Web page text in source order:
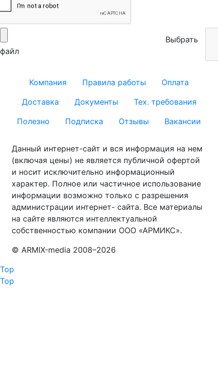
Выбрать
файл
Компания Правила работы
Оплата
Доставка
Документы
Тех. требования
Полезно
Подписка Отзывы Вакансии
Данный интернет-сайт и вся информация на нем
(включая цены) не является публичной офертой
и носит исключительно информационный
характер. Полное или частичное использование
информации возможно только с разрешения
администрации интернет- сайта. Все материалы
на сайте являются интеллектуальной
собственностью компании ООО «АРМИКС».
© АRМIХ-media 2008–2026
Top
Top